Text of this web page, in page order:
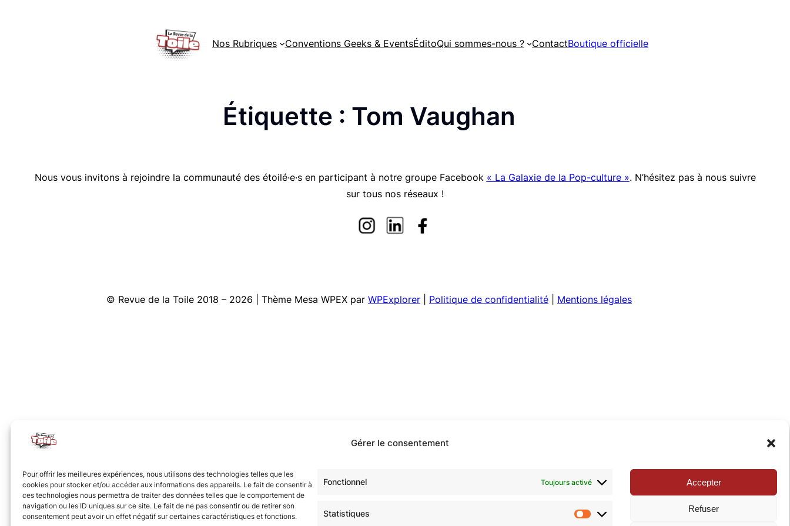
Gérer le consentement
Pour offrir les meilleures expériences, nous utilisons des technologies telles que les
cookies pour stocker et/ou accéder aux informations des appareils. Le fait de consentir à
ces technologies nous permettra de traiter des données telles que le comportement de
navigation ou les ID uniques sur ce site. Le fait de ne pas consentir ou de retirer son
consentement peut avoir un effet négatif sur certaines caractéristiques et fonctions.
Fonctionnel Toujours activé
Statistiques
Accepter
Refuser
Nos Rubriques Conventions Geeks & EventsÉditoQui sommes-nous ? ContactBoutique officielle
Étiquette : Tom Vaughan
Nous vous invitons à rejoindre la communauté des étoilé·e·s en participant à notre groupe Facebook « La Galaxie de la Pop-culture ». N’hésitez pas à nous suivre
sur tous nos réseaux !
© Revue de la Toile 2018 – 2026 | Thème Mesa WPEX par WPExplorer Politique de confidentialité Mentions légales